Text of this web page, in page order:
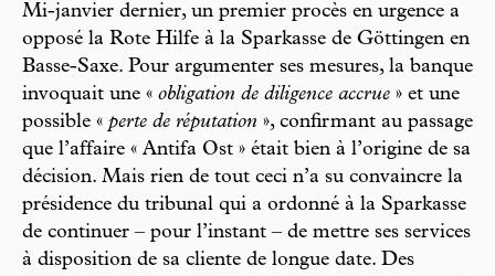
Mi-janvier dernier, un premier procès en urgence a
opposé la Rote Hilfe à la Sparkasse de Göttingen en
Basse-Saxe. Pour argumenter ses mesures, la banque
invoquait une « obligation de diligence accrue » et une
possible « perte de réputation », confirmant au passage
que l’affaire « Antifa Ost » était bien à l’origine de sa
décision. Mais rien de tout ceci n’a su convaincre la
présidence du tribunal qui a ordonné à la Sparkasse
de continuer – pour l’instant – de mettre ses services
à disposition de sa cliente de longue date. Des